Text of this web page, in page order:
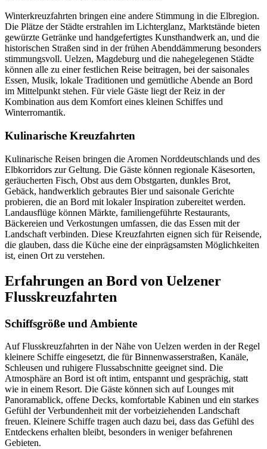
Winterkreuzfahrten bringen eine andere Stimmung in die Elbregion.
Die Plätze der Städte erstrahlen im Lichterglanz, Marktstände bieten
gewürzte Getränke und handgefertigtes Kunsthandwerk an, und die
historischen Straßen sind in der frühen Abenddämmerung besonders
stimmungsvoll. Uelzen, Magdeburg und die nahegelegenen Städte
können alle zu einer festlichen Reise beitragen, bei der saisonales
Essen, Musik, lokale Traditionen und gemütliche Abende an Bord
im Mittelpunkt stehen. Für viele Gäste liegt der Reiz in der
Kombination aus dem Komfort eines kleinen Schiffes und
Winterromantik.
Kulinarische Kreuzfahrten
Kulinarische Reisen bringen die Aromen Norddeutschlands und des
Elbkorridors zur Geltung. Die Gäste können regionale Käsesorten,
geräucherten Fisch, Obst aus dem Obstgarten, dunkles Brot,
Gebäck, handwerklich gebrautes Bier und saisonale Gerichte
probieren, die an Bord mit lokaler Inspiration zubereitet werden.
Landausflüge können Märkte, familiengeführte Restaurants,
Bäckereien und Verkostungen umfassen, die das Essen mit der
Landschaft verbinden. Diese Kreuzfahrten eignen sich für Reisende,
die glauben, dass die Küche eine der einprägsamsten Möglichkeiten
ist, einen Ort zu verstehen.
Erfahrungen an Bord von Uelzener
Flusskreuzfahrten
Schiffsgröße und Ambiente
Auf Flusskreuzfahrten in der Nähe von Uelzen werden in der Regel
kleinere Schiffe eingesetzt, die für Binnenwasserstraßen, Kanäle,
Schleusen und ruhigere Flussabschnitte geeignet sind. Die
Atmosphäre an Bord ist oft intim, entspannt und gesprächig, statt
wie in einem Resort. Die Gäste können sich auf Lounges mit
Panoramablick, offene Decks, komfortable Kabinen und ein starkes
Gefühl der Verbundenheit mit der vorbeiziehenden Landschaft
freuen. Kleinere Schiffe tragen auch dazu bei, dass das Gefühl des
Entdeckens erhalten bleibt, besonders in weniger befahrenen
Gebieten.